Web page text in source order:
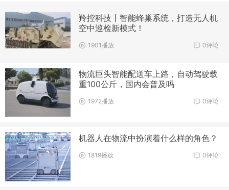
羚控科技丨智能蜂巢系统，打造无人机
空中巡检新模式！
0评论
1901播放
物流巨头智能配送车上路，自动驾驶载
重100公斤，国内会普及吗
0评论
1972播放
机器人在物流中扮演着什么样的角色？
0评论
1819播放